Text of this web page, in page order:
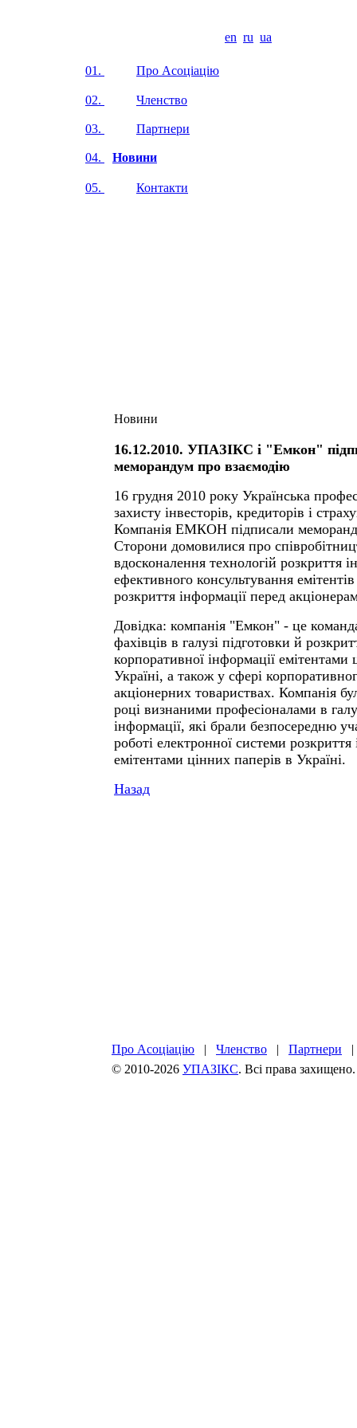
en ru ua
01. Про Асоціацію
02. Членство
03. Партнери
04. Новини
05. Контакти
Новини
16.12.2010. УПАЗІКС і "Емкон"
меморандум про взаємодію
16 грудня 2010 року Українська
захисту інвесторів, кредиторів і
Компанія ЕМКОН підписали
Сторони домовилися про
вдосконалення технологій розкриття
ефективного консультування
розкриття інформації перед
Довідка: компанія "Емкон" - це
фахівців в галузі підготовки й
корпоративної інформації емітентами
Україні, а також у сфері
акціонерних товариствах. Компанія
році визнаними професіоналами в
інформації, які брали безпосередню
роботі електронної системи розкриття
емітентами цінних паперів в Україні.
Назад
Про Асоціацію | Членство | Партнери
© 2010-2026 УПАЗІКС. Всі права